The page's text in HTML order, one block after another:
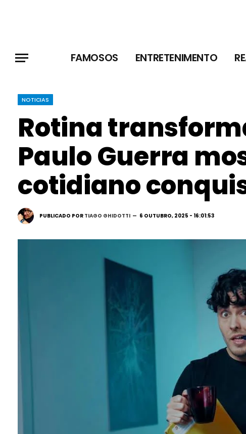
FAMOSOS ENTRETENIMENTO
NOTICIAS
Rotina
Paulo Guerra
cotidiano
PUBLICADO POR TIAGO GHIDOTTI 6 OUTUBRO, 2025 - 16:01:53